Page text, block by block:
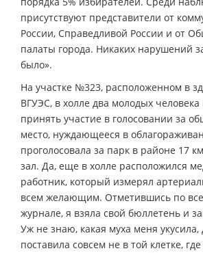
присутствуют представители от
России, Справедливой России и от
палаты города. Никаких нарушений
было».
На участке №323, расположенном в
ВГУЭС, в холле два молодых человека
принять участие в голосовании за
место, нуждающееся в
проголосовала за парк в районе 17
зал. Да, еще в холле расположился
работник, который измерял
всем желающим. Отметившись по
журнале, я взяла свой бюллетень и
Уж не знаю, какая муха меня укусила,
поставила совсем не в той клетке,